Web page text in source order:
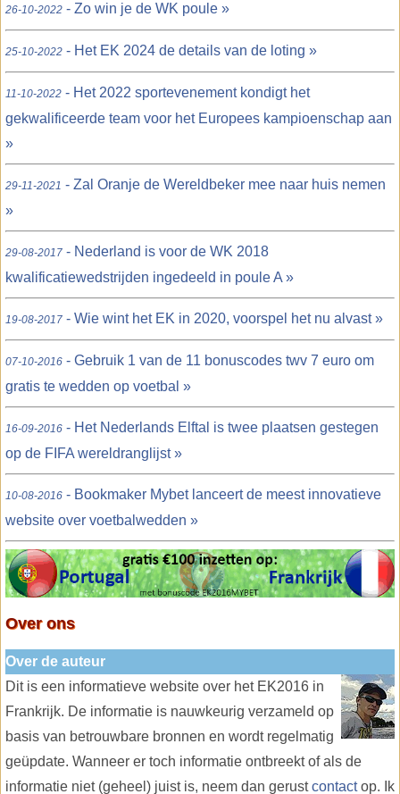
26-10-2022 - Zo win je de WK poule »
25-10-2022 - Het EK 2024 de details van de loting »
11-10-2022 - Het 2022 sportevenement kondigt het
gekwalificeerde team voor het Europees kampioenschap aan
»
29-11-2021 - Zal Oranje de Wereldbeker mee naar huis nemen
»
29-08-2017 - Nederland is voor de WK 2018
kwalificatiewedstrijden ingedeeld in poule A »
19-08-2017 - Wie wint het EK in 2020, voorspel het nu alvast »
07-10-2016 - Gebruik 1 van de 11 bonuscodes twv 7 euro om
gratis te wedden op voetbal »
16-09-2016 - Het Nederlands Elftal is twee plaatsen gestegen
op de FIFA wereldranglijst »
10-08-2016 - Bookmaker Mybet lanceert de meest innovatieve
website over voetbalwedden »
Over ons
Over de auteur
Dit is een informatieve website over het EK2016 in
Frankrijk. De informatie is nauwkeurig verzameld op
basis van betrouwbare bronnen en wordt regelmatig
geüpdate. Wanneer er toch informatie ontbreekt of als de
informatie niet (geheel) juist is, neem dan gerustcontactop. Ik